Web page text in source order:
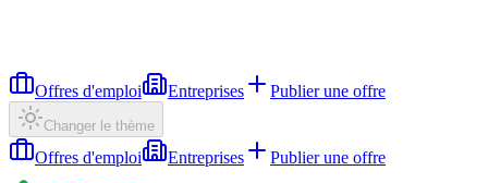
Offres d'emploi Entreprises Publier une offre
Changer le thème
Offres d'emploi Entreprises Publier une offre